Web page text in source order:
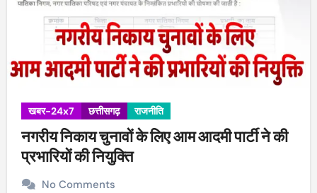
खबर-24x7 छत्तीसगढ़ राजनीति
नगरीय निकाय चुनावों के लिए आम आदमी पार्टी ने की
प्रभारियों की नियुक्ति
No Comments